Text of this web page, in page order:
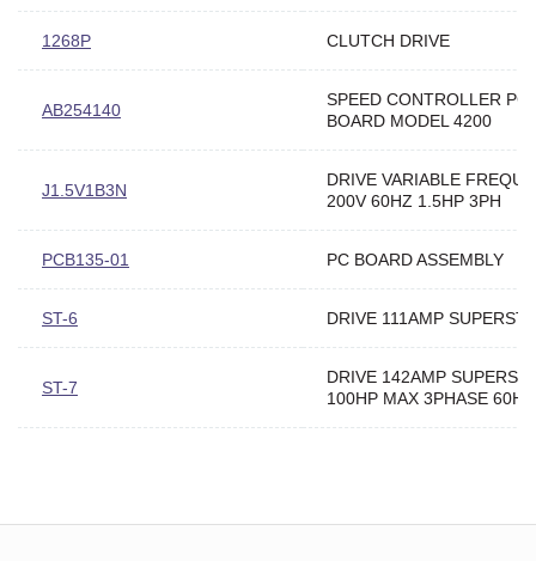
1268P CLUTCH DRIVE
AB254140
SPEED CONTROLLER PC
BOARD MODEL 4200
J1.5V1B3N
DRIVE VARIABLE
200V 60HZ 1.5HP 3PH
PCB135-01 PC BOARD ASSEMBLY
ST-6 DRIVE 111AMP
ST-7
DRIVE 142AMP
100HP MAX 3PHASE 60HZ